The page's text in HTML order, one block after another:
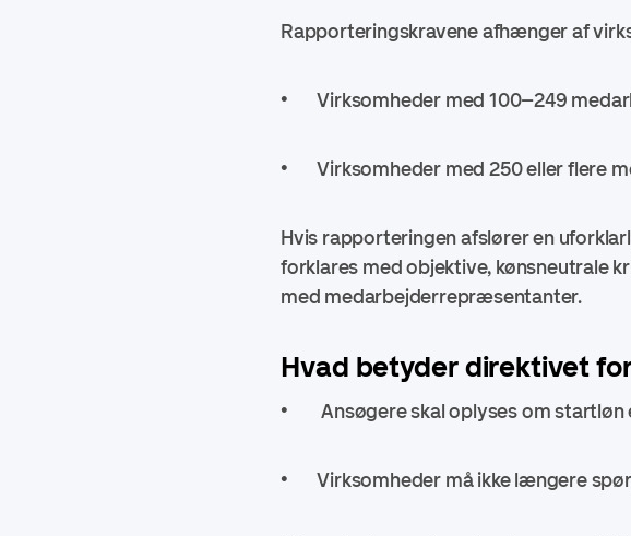
Rapporteringskravene afhænger af
• Virksomheder med 100–249
• Virksomheder med 250 eller flere
Hvis rapporteringen afslører en
forklares med objektive, kønsneutrale
med medarbejderrepræsentanter.
Hvad betyder direktivet
• Ansøgere skal oplyses om startløn
• Virksomheder må ikke længere